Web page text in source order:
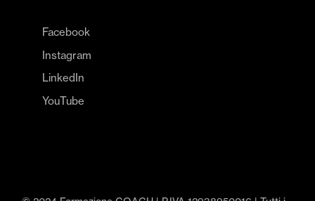
Facebook
Instagram
LinkedIn
YouTube